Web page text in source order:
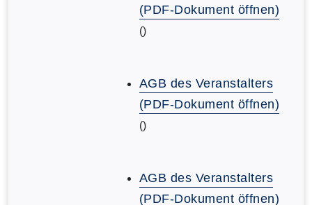
(PDF-Dokument öffnen)
()
AGB des Veranstalters
(PDF-Dokument öffnen)
()
AGB des Veranstalters
(PDF-Dokument öffnen)